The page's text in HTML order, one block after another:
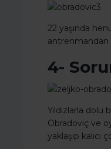
22 yaşında
antrenmandan
4-
Yıldızlarla
Obradoviç ve
yaklaşıp